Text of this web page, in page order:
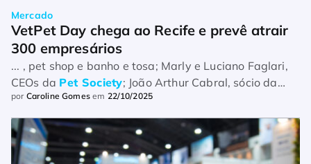
Mercado
VetPet Day chega ao Recife e prevê atrair
300 empresários
... , pet shop e banho e tosa; Marly e Luciano Faglari,
CEOs da Pet Society; João Arthur Cabral, sócio da
Quali Conta; Bertran S. Filomena, sócio-diretor da BCF
Con ...
por Caroline Gomesem 22/10/2025